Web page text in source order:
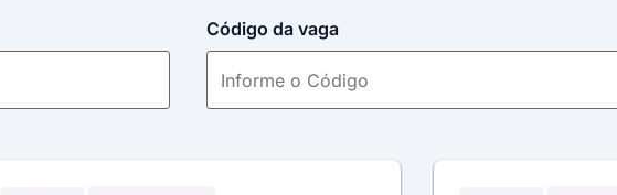
Código da vaga